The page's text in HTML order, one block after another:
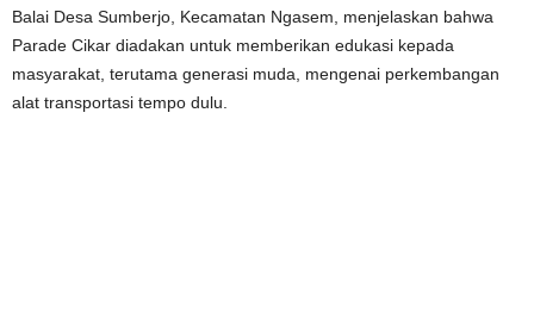
Balai Desa Sumberjo, Kecamatan Ngasem, menjelaskan bahwa
Parade Cikar diadakan untuk memberikan edukasi kepada
masyarakat, terutama generasi muda, mengenai perkembangan
alat transportasi tempo dulu.